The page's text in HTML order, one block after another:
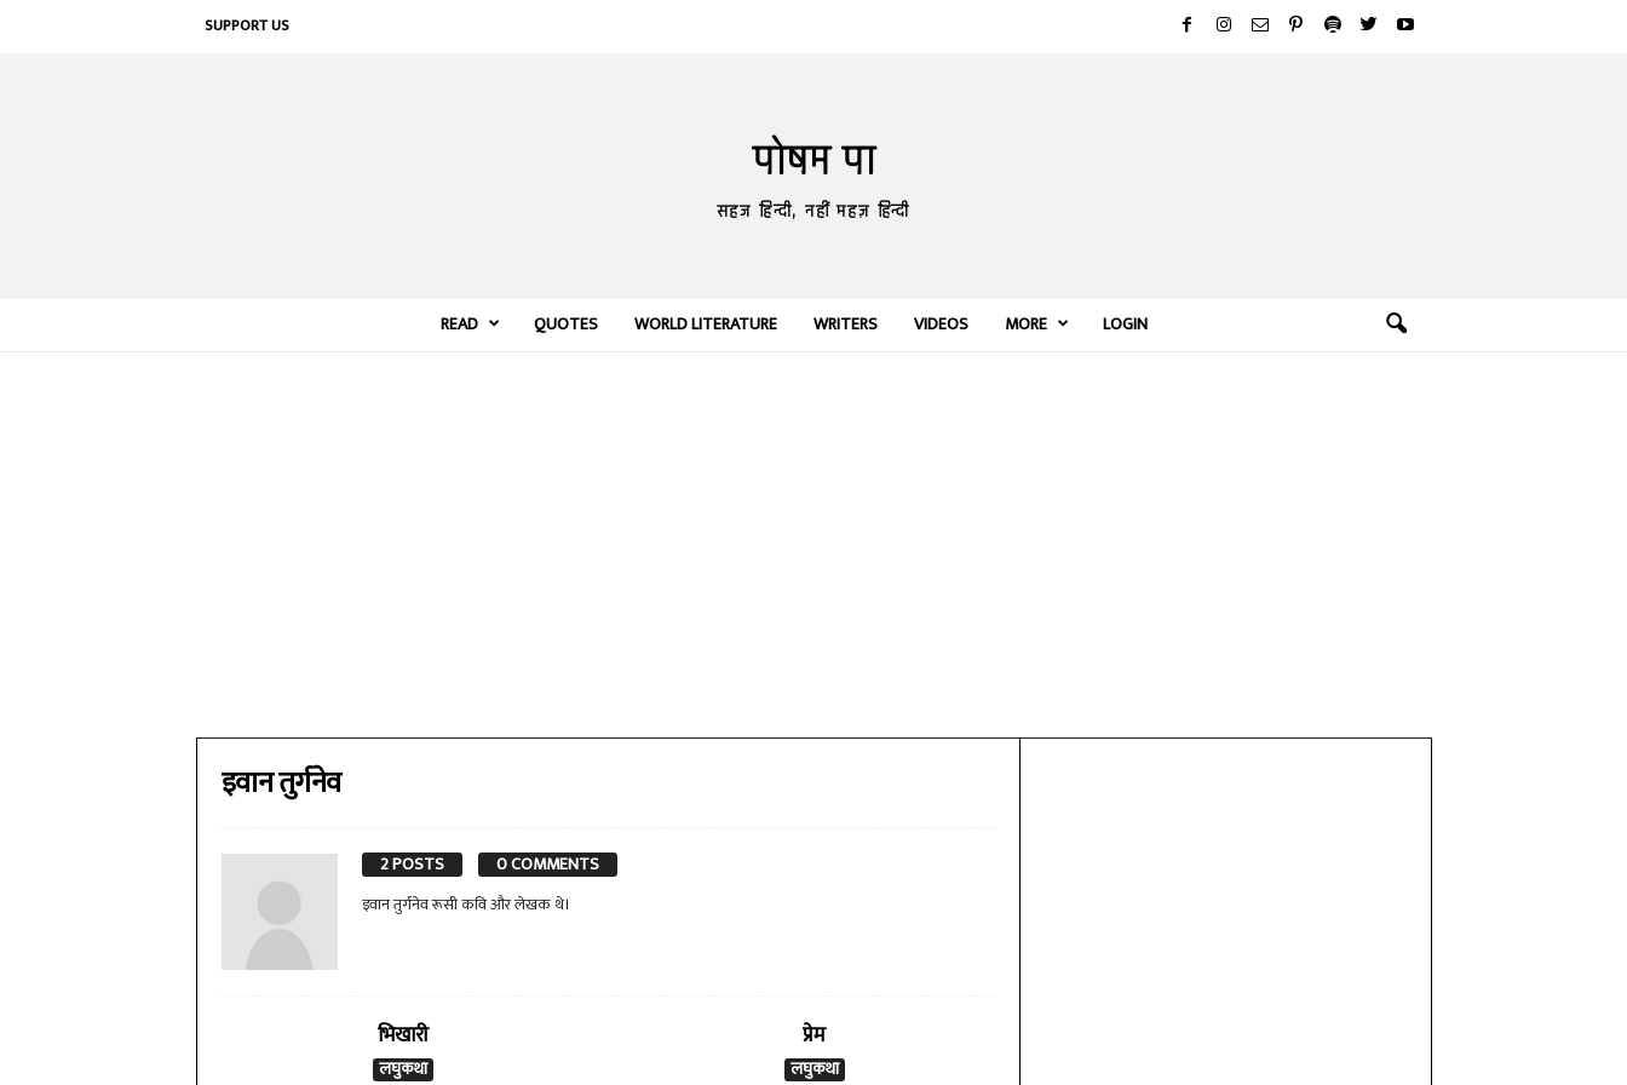
SUPPORT US
पोषम पा
सहज हिन्दी, नहीं महज़ हिन्दी
READ QUOTES WORLD LITERATURE WRITERS VIDEOS MORE LOGIN
इवान तुर्गनेव
2 POSTS 0 COMMENTS
इवान तुर्गनेव रूसी कवि और लेखक थे।
भिखारी
लघुकथा
प्रेम
लघुकथा